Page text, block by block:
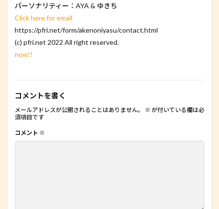
パーソナリティー：AYA & ゆきち
Click here for email
https://pfri.net/form/akenoniyasu/contact.html
(c) pfri.net 2022 All right reserved.
now!!
コメントを書く
メールアドレスが公開されることはありません。 ※ が付いている欄は必
須項目です
コメント ※